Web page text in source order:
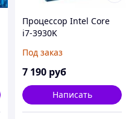
Процессор Intel Core
i7-3930K
Под заказ
7 190 руб
Написать